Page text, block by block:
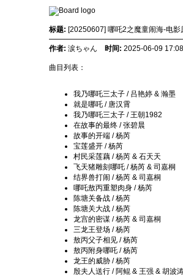
标题: [20250607] 哪吒2之魔童闹海-电影
作者: 涙ちゃん 时间: 2025-06-09
曲目列表：
我乃哪吒三太子 / 吕艳婷 & 瀚墨
就是哪吒 / 唐汉霄
我乃哪吒三太子 / 王朝1982
在故事的最终 / 张碧晨
故事的开端 / 杨芮
宝莲盛开 / 杨芮
村民采莲藕 / 杨芮 & 石天天
飞天猪雕刻哪吒 / 杨芮 & 司嘉桐
结界兽打闹 / 杨芮 & 司嘉桐
哪吒敖丙重塑肉身 / 杨芮
陈塘关备战 / 杨芮
陈塘关大战 / 杨芮
龙宫的密谋 / 杨芮 & 司嘉桐
三龙王登场 / 杨芮
敖丙父子相见 / 杨芮
敖丙附身哪吒 / 杨芮
龙王的威胁 / 杨芮
殷夫人送行 / 阿鲲 & 王强 & 胡波